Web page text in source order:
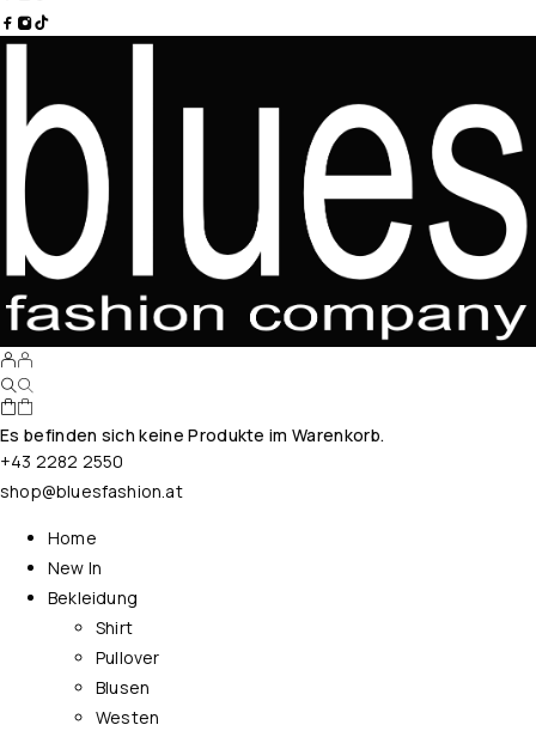
Es befinden sich keine Produkte im Warenkorb.
+43 2282 2550
shop@bluesfashion.at
Home
New In
Bekleidung
Shirt
Pullover
Blusen
Westen